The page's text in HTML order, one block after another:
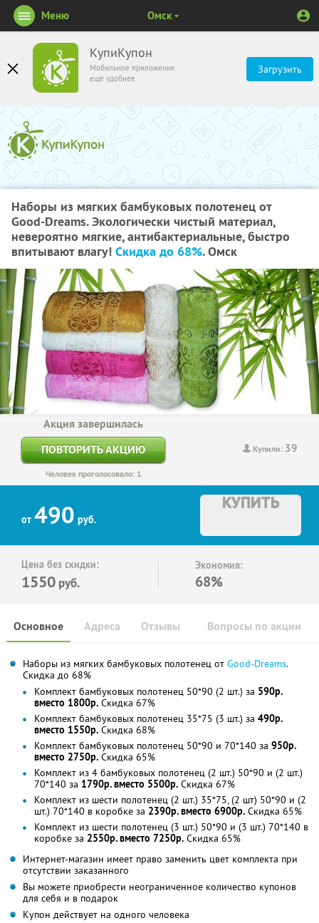
КупиКупон
Мобильное приложение
ещё удобнее
Загрузить
Меню Омск
Наборы из мягких бамбуковых полотенец от
Good-Dreams. Экологически чистый материал,
невероятно мягкие, антибактериальные, быстро
впитывают влагу! Скидка до 68%. Омск
Купили: 39
Акция завершилась
ПОВТОРИТЬ АКЦИЮ
Человек проголосовало: 1
от 490 руб.
КУПИТЬ
Цена без скидки:
1550 руб.
Экономия:
68%
Основное Отзывы Вопросы по акции
Адреса
Наборы из мягких бамбуковых полотенец от Good-Dreams.
Скидка до 68%
Комплект бамбуковых полотенец 50*90 (2 шт.) за 590р.
вместо 1800р. Скидка 67%
Комплект бамбуковых полотенец 35*75 (3 шт.) за 490р.
вместо 1550р. Скидка 68%
Комплект бамбуковых полотенец 50*90 и 70*140 за 950р.
вместо 2750р. Скидка 65%
Комплект из 4 бамбуковых полотенец (2 шт.) 50*90 и (2 шт.)
70*140 за 1790р. вместо 5500р. Скидка 67%
Комплект из шести полотенец (2 шт.) 35*75, (2 шт) 50*90 и (2
шт.) 70*140 в коробке за 2390р. вместо 6900р. Скидка 65%
Комплект из шести полотенец (3 шт.) 50*90 и (3 шт.) 70*140 в
коробке за 2550р. вместо 7250р. Скидка 65%
Интернет-магазин имеет право заменить цвет комплекта при
отсутствии заказанного
Вы можете приобрести неограниченное количество купонов
для себя и в подарок
Купон действует на одного человека